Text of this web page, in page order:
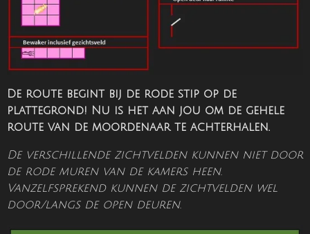
De route begint bij de rode stip op de
plattegrond! Nu is het aan jou om de gehele
route van de moordenaar te achterhalen.
De verschillende zichtvelden kunnen niet door
de rode muren van de kamers heen.
Vanzelfsprekend kunnen de zichtvelden wel
door/langs de open deuren.